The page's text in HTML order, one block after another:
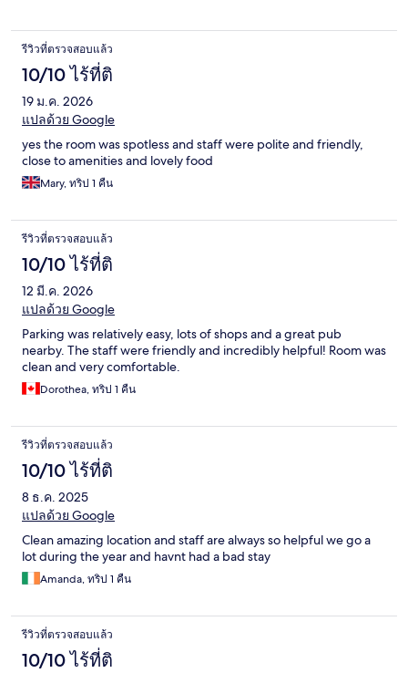
รีวิวที่ตรวจสอบแล้ว
10/10 ไร้ที่ติ
19 ม.ค. 2026
แปลด้วย Google
yes the room was spotless and staff were polite and friendly,
close to amenities and lovely food
Mary, ทริป 1 คืน
รีวิวที่ตรวจสอบแล้ว
10/10 ไร้ที่ติ
12 มี.ค. 2026
แปลด้วย Google
Parking was relatively easy, lots of shops and a great pub
nearby. The staff were friendly and incredibly helpful! Room was
clean and very comfortable.
Dorothea, ทริป 1 คืน
รีวิวที่ตรวจสอบแล้ว
10/10 ไร้ที่ติ
8 ธ.ค. 2025
แปลด้วย Google
Clean amazing location and staff are always so helpful we go a
lot during the year and havnt had a bad stay
Amanda, ทริป 1 คืน
รีวิวที่ตรวจสอบแล้ว
10/10 ไร้ที่ติ